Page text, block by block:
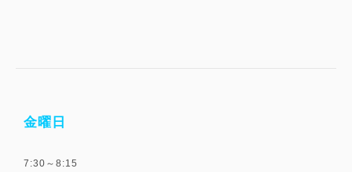
金曜日
7:30～8:15